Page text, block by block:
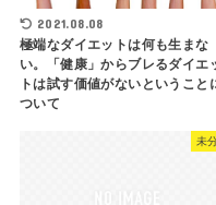
2021.08.08
極端なダイエットは何も生まな
い。「健康」からブレるダイエ
トは試す価値がないということ
ついて
未